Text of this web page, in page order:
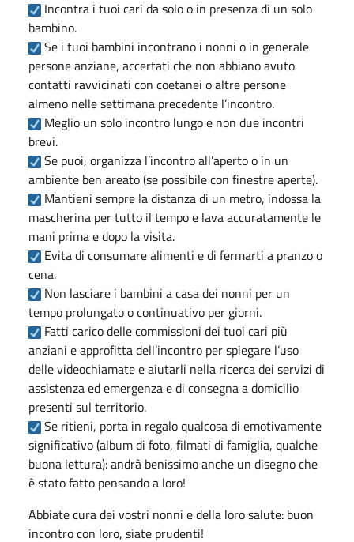
Incontra i tuoi cari da solo o in presenza di un solo
bambino.
Se i tuoi bambini incontrano i nonni o in generale
persone anziane, accertati che non abbiano avuto
contatti ravvicinati con coetanei o altre persone
almeno nelle settimana precedente l’incontro.
Meglio un solo incontro lungo e non due incontri
brevi.
Se puoi, organizza l’incontro all’aperto o in un
ambiente ben areato (se possibile con finestre aperte).
Mantieni sempre la distanza di un metro, indossa la
mascherina per tutto il tempo e lava accuratamente le
mani prima e dopo la visita.
Evita di consumare alimenti e di fermarti a pranzo o
cena.
Non lasciare i bambini a casa dei nonni per un
tempo prolungato o continuativo per giorni.
Fatti carico delle commissioni dei tuoi cari più
anziani e approfitta dell’incontro per spiegare l’uso
delle videochiamate e aiutarli nella ricerca dei servizi di
assistenza ed emergenza e di consegna a domicilio
presenti sul territorio.
Se ritieni, porta in regalo qualcosa di emotivamente
significativo (album di foto, filmati di famiglia, qualche
buona lettura): andrà benissimo anche un disegno che
è stato fatto pensando a loro!
Abbiate cura dei vostri nonni e della loro salute: buon
incontro con loro, siate prudenti!